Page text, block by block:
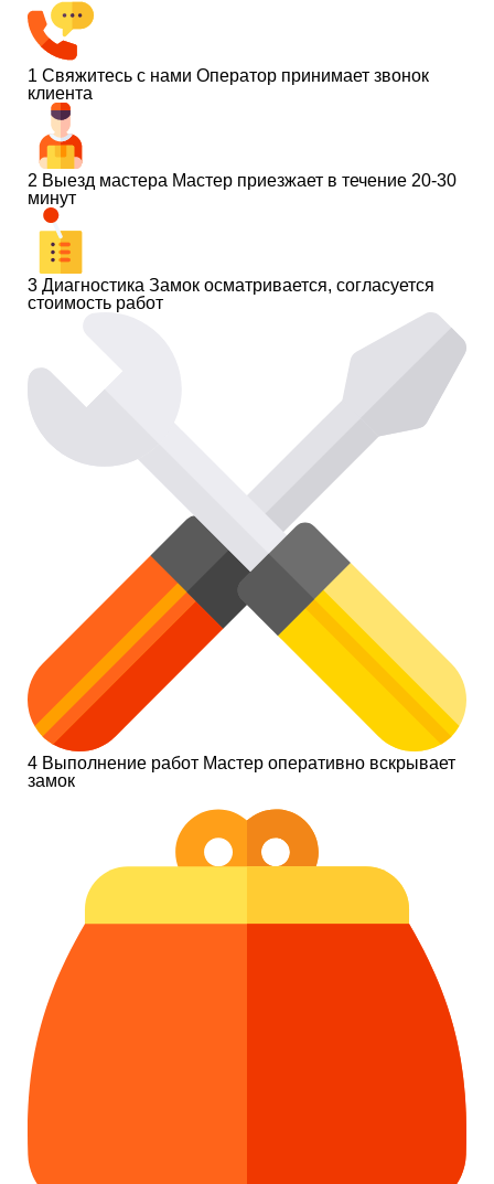
1 Свяжитесь с нами Оператор принимает звонок
клиента
2 Выезд мастера Мастер приезжает в течение 20-30
минут
3 Диагностика Замок осматривается, согласуется
стоимость работ
4 Выполнение работ Мастер оперативно вскрывает
замок